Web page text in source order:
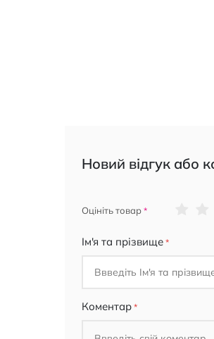
Новий відгук або
Оцініть товар
Ім'я та прізвище
Коментар